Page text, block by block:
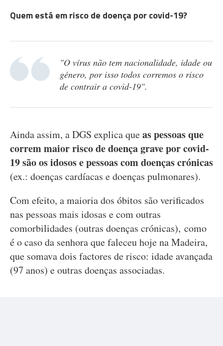
Quem está em risco de doença por covid-19?
"O vírus não tem nacionalidade, idade ou
género, por isso todos corremos o risco
de contrair a covid-19".
Ainda assim, a DGS explica queas pessoas que
correm maior risco de doença grave por covid-
19 são os idosos e pessoas com doenças crónicas
(ex.: doenças cardíacas e doenças pulmonares).
Com efeito, a maioria dos óbitos são verificados
nas pessoas mais idosas e com outras
comorbilidades (outras doenças crónicas), como
é o caso da senhora que faleceu hoje na Madeira,
que somava dois factores de risco: idade avançada
(97 anos) e outras doenças associadas.